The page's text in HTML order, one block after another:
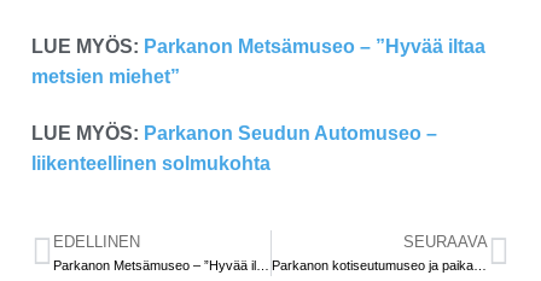
LUE MYÖS: Parkanon Metsämuseo – ”Hyvää iltaa
metsien miehet”
LUE MYÖS: Parkanon Seudun Automuseo –
liikenteellinen solmukohta
EDELLINEN SEURAAVA
Parkanon kotiseutumuseo ja paikallinen paroni Gustaf Wrede af Elimä